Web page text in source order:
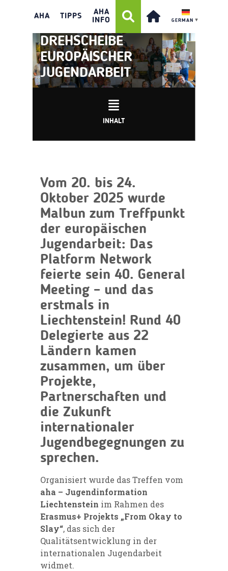
AHA TIPPS
AHA
INFO
GERMAN ▼
LIECHTENSTEIN ALS
DREHSCHEIBE
EUROPÄISCHER
JUGENDARBEIT
INHALT
Vom 20. bis 24.
Oktober 2025 wurde
Malbun zum Treffpunkt
der europäischen
Jugendarbeit: Das
Platform Network
feierte sein 40. General
Meeting – und das
erstmals in
Liechtenstein! Rund 40
Delegierte aus 22
Ländern kamen
zusammen, um über
Projekte,
Partnerschaften und
die Zukunft
internationaler
Jugendbegegnungen zu
sprechen.
Organisiert wurde das Treffen vom
aha – Jugendinformation
Liechtenstein im Rahmen des
Erasmus+ Projekts „From Okay to
Slay“, das sich der
Qualitätsentwicklung in der
internationalen Jugendarbeit
widmet.